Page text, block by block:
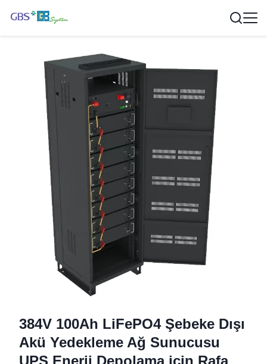
384V 100Ah LiFePO4 Şebeke Dışı
Akü Yedekleme Ağ Sunucusu
UPS Enerji Depolama için Rafa